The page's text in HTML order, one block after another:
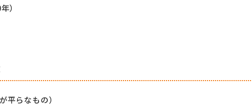
）
平らなもの）